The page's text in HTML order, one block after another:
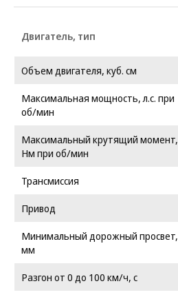
Двигатель, тип
Объем двигателя, куб. см
Максимальная мощность, л.с. при
об/мин
Максимальный крутящий момент,
Нм при об/мин
Трансмиссия
Привод
Минимальный дорожный просвет,
мм
Разгон от 0 до 100 км/ч, с